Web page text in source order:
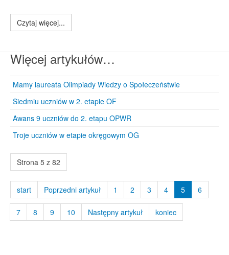
Czytaj więcej...
Więcej artykułów…
Mamy laureata Olimpiady Wiedzy o Społeczeństwie
Siedmiu uczniów w 2. etapie OF
Awans 9 uczniów do 2. etapu OPWR
Troje uczniów w etapie okręgowym OG
Strona 5 z 82
start Poprzedni artykuł 1 2 3 4 5 6
7 8 9 10 Następny artykuł koniec